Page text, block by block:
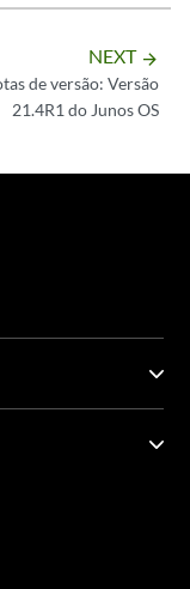
NEXT arrow_forward
de versão: Versão
21.4R1 do Junos OS